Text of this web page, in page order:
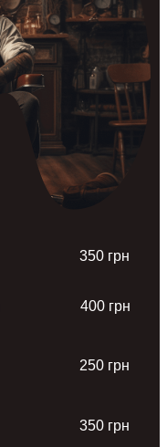
350 грн
400 грн
250 грн
350 грн